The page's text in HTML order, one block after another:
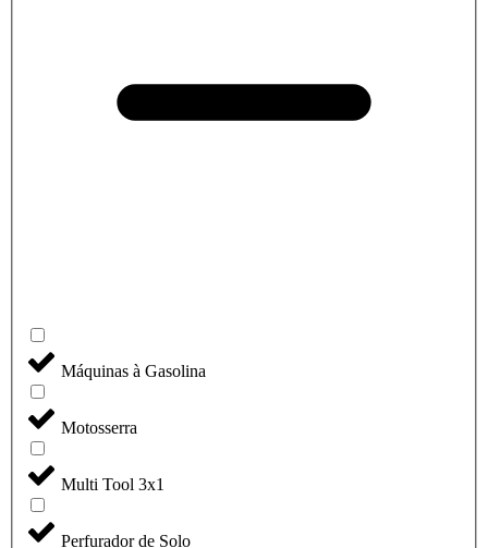
Máquinas à Gasolina
Motosserra
Multi Tool 3x1
Perfurador de Solo